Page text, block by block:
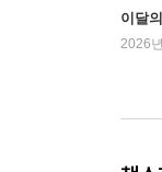
이달
2026